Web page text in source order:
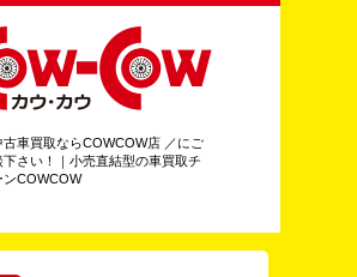
古車買取ならCOWCOW店 ／にご
下さい！｜小売直結型の車買取チ
ンCOWCOW